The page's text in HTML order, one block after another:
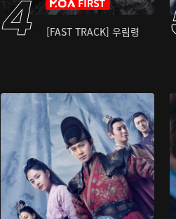
[FAST TRACK] 우림령